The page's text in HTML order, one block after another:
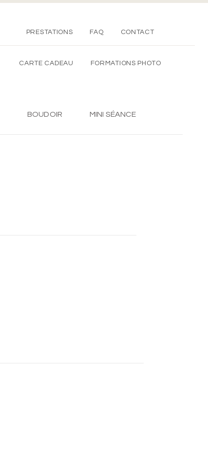
PRESTATIONS FAQ CONTACT
CARTE CADEAU FORMATIONS PHOTO
BOUDOIR MINI SÉANCE